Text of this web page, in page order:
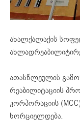
ახალქალაქის
ათასწლეულის
რეაბილიტაციის
კორპორაციის
ხორციელდება.